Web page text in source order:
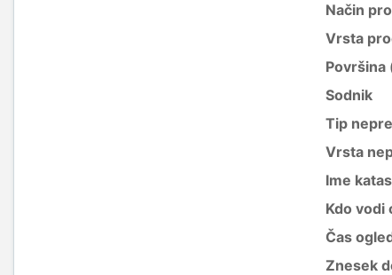
Način
Vrsta
Površina
Sodnik
Tip
Vrsta
Ime
Kdo vodi
Čas
Znesek